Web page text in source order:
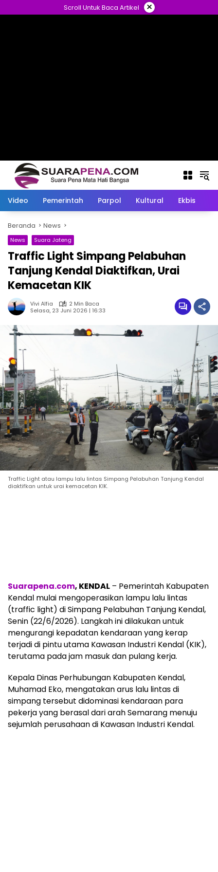
ke
Scroll Untuk Baca Artikel ×
Video Pemerintah Parpol Kultural Ekbis
Beranda News
News Suara Jateng
Traffic Light Simpang Pelabuhan
Tanjung Kendal Diaktifkan, Urai
Kemacetan KIK
Vivi Alfia
2 Min Baca
Selasa, 23 Juni 2026 | 16:33
Traffic Light atau lampu lalu lintas Simpang Pelabuhan Tanjung Kendal
diaktifkan untuk urai kemacetan KIK.
Suarapena.com, KENDAL – Pemerintah Kabupaten
Kendal mulai mengoperasikan lampu lalu lintas
(traffic light) di Simpang Pelabuhan Tanjung Kendal,
Senin (22/6/2026). Langkah ini dilakukan untuk
mengurangi kepadatan kendaraan yang kerap
terjadi di pintu utama Kawasan Industri Kendal (KIK),
terutama pada jam masuk dan pulang kerja.
Kepala Dinas Perhubungan Kabupaten Kendal,
Muhamad Eko, mengatakan arus lalu lintas di
simpang tersebut didominasi kendaraan para
pekerja yang berasal dari arah Semarang menuju
sejumlah perusahaan di Kawasan Industri Kendal.